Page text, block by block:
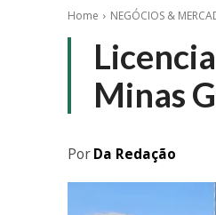
Home NEGÓCIOS &
Minas
PorDa Redação